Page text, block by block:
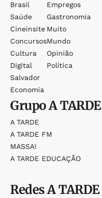
Brasil
Saúde
Cineinsite
Concursos
Cultura
Digital
Salvador
Economia
Empregos
Gastronomia
Muito
Mundo
Opinião
Política
GrupoA TARDE
A TARDE
A TARDE FM
MASSA!
A TARDE EDUCAÇÃO
RedesA TARDE